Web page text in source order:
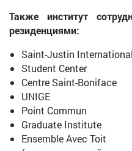
Также институт
резиденциями:
Saint-Justin International
Student Center
Centre Saint-Boniface
UNIGE
Point Commun
Graduate Institute
Ensemble Avec Toit